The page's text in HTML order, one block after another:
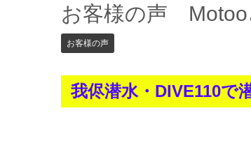
お客様の声 Motoo
お客様の声
我侭潜水・DIVE110で